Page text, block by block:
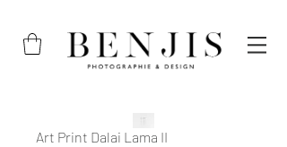
Art Print Dalai Lama II